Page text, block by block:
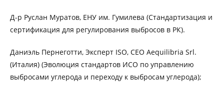
Д-р Руслан Муратов, ЕНУ им. Гумилева (Стандартизация и
сертификация для регулирования выбросов в РК).
Даниэль Пернеготти, Эксперт ISO, CEO Aequilibria Srl.
(Италия) (Эволюция стандартов ИСО по управлению
выбросами углерода и переходу к выбросам углерода);